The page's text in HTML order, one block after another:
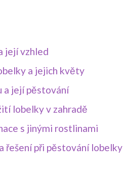
její vzhled
a jejich květy
a její pěstování
lobelky v zahradě
s jinými rostlinami
řešení při pěstování lobelky